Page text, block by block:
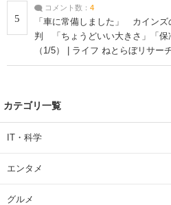
5
コメント数： 4
「車に常備しました」 カインズ
判 「ちょうどいい大きさ」「保
（1/5） | ライフ ねとらぼリサー
カテゴリ一覧
IT・科学
エンタメ
グルメ